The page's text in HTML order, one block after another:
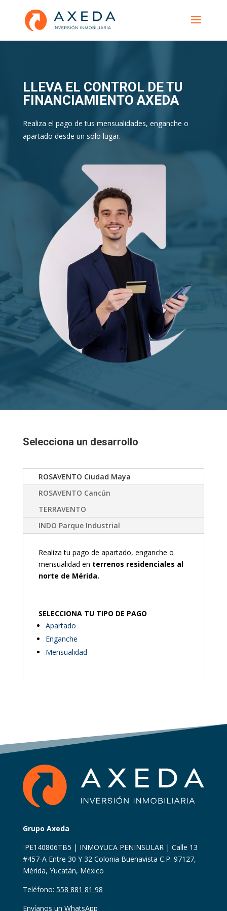
LLEVA EL CONTROL DE TU
FINANCIAMIENTO AXEDA
Realiza el pago de tus mensualidades, enganche o
apartado desde un solo lugar.
Selecciona un desarrollo
ROSAVENTO Ciudad Maya
ROSAVENTO Cancún
TERRAVENTO
INDO Parque Industrial
Realiza tu pago de apartado, enganche o
mensualidad en terrenos residenciales al
norte de Mérida.
SELECCIONA TU TIPO DE PAGO
Apartado
Enganche
Mensualidad
Grupo Axeda
IPE140806TB5 | INMOYUCA PENINSULAR | Calle 13
#457-A Entre 30 Y 32 Colonia Buenavista C.P. 97127,
Mérida, Yucatán, México
Teléfono: 558 881 81 98
Envíanos un WhatsApp